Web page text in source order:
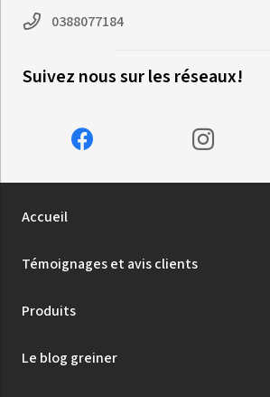
0388077184
Suivez nous sur les réseaux!
Accueil
Témoignages et avis clients
Produits
Le blog greiner